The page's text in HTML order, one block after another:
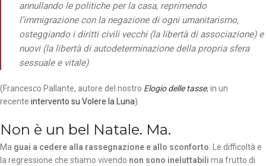
annullando le politiche per la casa, reprimendo
l’immigrazione con la negazione di ogni umanitarismo,
osteggiando i diritti civili vecchi (la libertà di associazione) e
nuovi (la libertà di autodeterminazione della propria sfera
sessuale e vitale)
(Francesco Pallante, autore del nostro Elogio delle tasse, in un
recente intervento su Volere la Luna).
Non è un bel Natale. Ma.
Ma guai a cedere alla rassegnazione e allo sconforto. Le difficoltà e
la regressione che stiamo vivendo non sono ineluttabili ma frutto di